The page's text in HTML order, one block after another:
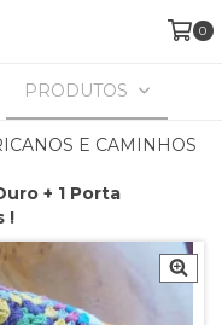
0
PRODUTOS
E CAMINHOS
+ 1 Porta
!